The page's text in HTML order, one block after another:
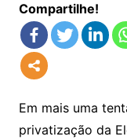
Compartilhe!
Em mais uma
privatização da